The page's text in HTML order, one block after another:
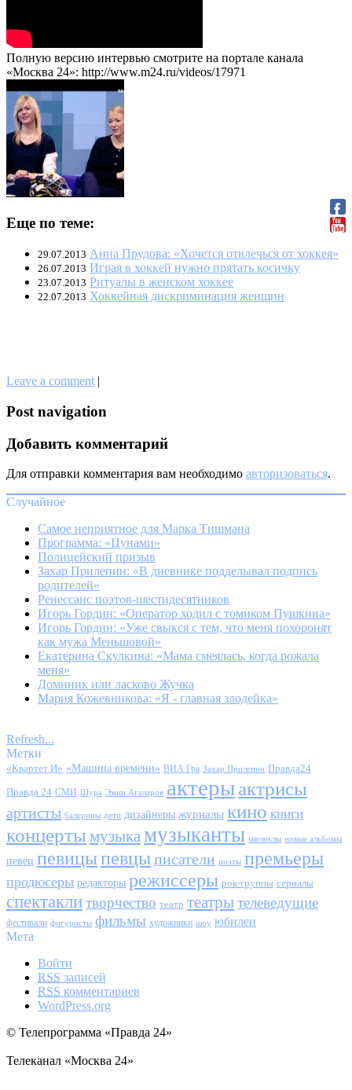
Полную версию интервью смотрите на портале канала
«Москва 24»: http://www.m24.ru/videos/17971
Еще по теме:
29.07.2013 Анна Прудова: «Хочется отвлечься от хоккея»
26.07.2013 Играя в хоккей нужно прятать косичку
23.07.2013 Ритуалы в женском хоккее
22.07.2013 Хоккейная дискриминация женщин
Leave a comment |
Post navigation
Добавить комментарий
Для отправки комментария вам необходимо авторизоваться.
Случайное
Самое неприятное для Марка Тишмана
Программа: «Цунами»
Полицейский призыв
Захар Прилепин: «В дневнике подделывал подпись
родителей»
Ренессанс поэтов-шестидесятников
Игорь Гордин: «Оператор ходил с томиком Пушкина»
Игорь Гордин: «Уже свыкся с тем, что меня похоронят
как мужа Меньшовой»
Екатерина Скулкина: «Мама смеялась, когда рожала
меня»
Доминик или ласково Жучка
Мария Кожевникова: «Я - главная злодейка»
Refresh...
Метки
«Квартет И» «Машина времени» ВИА Гра Захар Прилепин Правда24
Правда 24 СМИ Шура Эмин Агаларов актерыактрисы
артисты балерины дети дизайнеры журналы кино книги
концерты музыкамузыканты мюзиклы новые альбомы
певец певицыпевцыписатели поэты премьеры
продюсеры редакторы режиссеры рок-группы сериалы
спектаклитворчество театр театрытелеведущие
фестивали фигуристы фильмы художники шоу юбилеи
Мета
Войти
RSS записей
RSS комментариев
WordPress.org
© Телепрограмма «Правда 24»
Телеканал «Москва 24»